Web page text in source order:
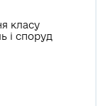
класу
і споруд